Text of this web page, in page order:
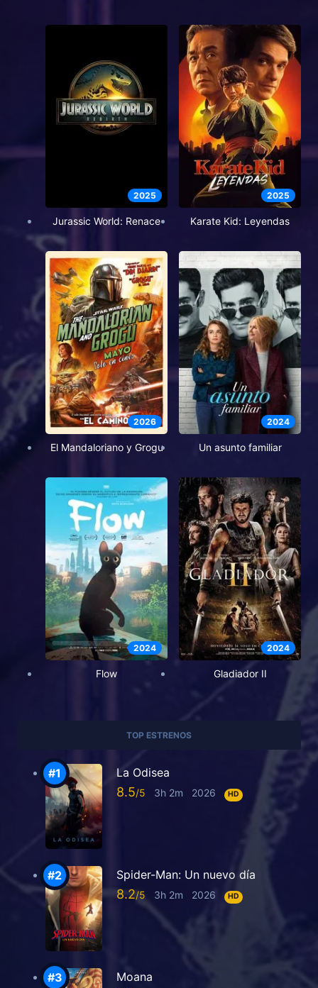
2025
Jurassic World: Renace
2025
Karate Kid: Leyendas
2026
El Mandaloriano y Grogu
2024
Un asunto familiar
2024
Flow
2024
Gladiador II
TOP ESTRENOS
La Odisea
8.5 3h 2m 2026 HD
Spider-Man: Un nuevo día
8.2 3h 2m 2026 HD
Moana